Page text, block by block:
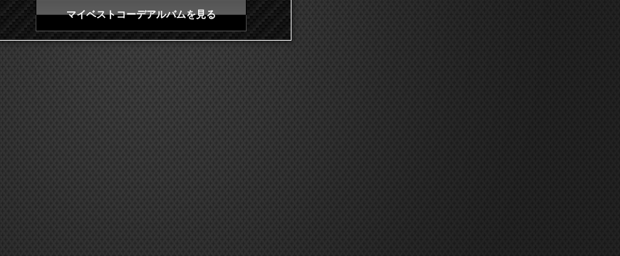
マイベストコーデアルバムを見る